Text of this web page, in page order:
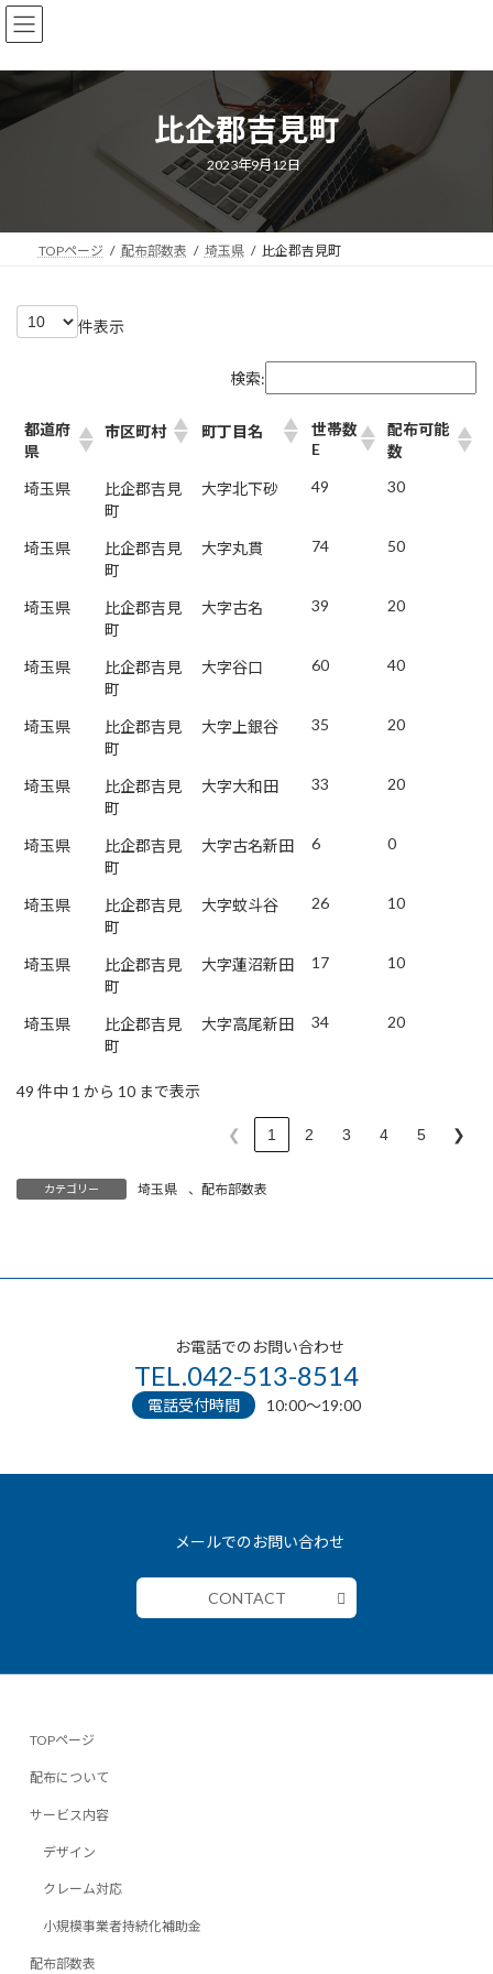
コ
ン
ン
へ
ナ
ビ
ー
ョ
比企郡吉見町
最
終
更
新
日
時
:
2023年9月12日
TOPページ 配布部数表 埼玉県 比企郡吉見町
件表示
検索:
都道府
県
市区町村 町丁目名
世帯数
E
配布可能
数
埼玉県
比企郡吉見
町
大字北下砂 49 30
埼玉県
比企郡吉見
町
大字丸貫 74 50
埼玉県
比企郡吉見
町
大字古名 39 20
埼玉県
比企郡吉見
町
大字谷口 60 40
埼玉県
比企郡吉見
町
大字上銀谷 35 20
埼玉県
比企郡吉見
町
大字大和田 33 20
埼玉県
比企郡吉見
町
大字古名新田 6 0
埼玉県
比企郡吉見
町
大字蚊斗谷 26 10
埼玉県
比企郡吉見
町
大字蓮沼新田 17 10
埼玉県
比企郡吉見
町
大字高尾新田 34 20
49 件中 1 から 10 まで表示
❮ 1 2 3 4 5 ❯
カテゴリー 埼玉県 、 配布部数表
お電話でのお問い合わせ
TEL.042-513-8514
電話受付時間 10:00〜19:00
メールでのお問い合わせ
CONTACT
TOPページ
配布について
サービス内容
デザイン
クレーム対応
小規模事業者持続化補助金
配布部数表